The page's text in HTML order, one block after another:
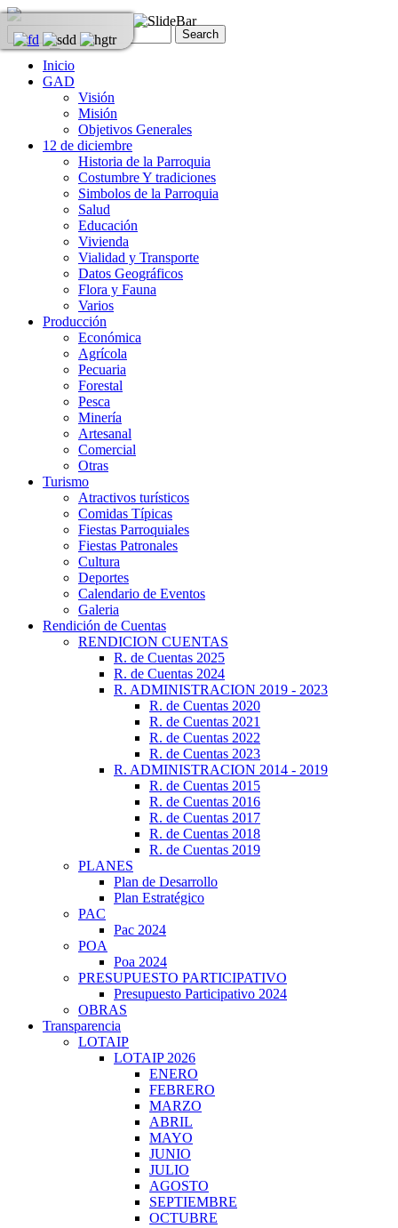
Inicio
GAD
Visión
Misión
Objetivos Generales
12 de diciembre
Historia de la Parroquia
Costumbre Y tradiciones
Simbolos de la Parroquia
Salud
Educación
Vivienda
Vialidad y Transporte
Datos Geográficos
Flora y Fauna
Varios
Producción
Económica
Agrícola
Pecuaria
Forestal
Pesca
Minería
Artesanal
Comercial
Otras
Turismo
Atractivos turísticos
Comidas Típicas
Fiestas Parroquiales
Fiestas Patronales
Cultura
Deportes
Calendario de Eventos
Galeria
Rendición de Cuentas
RENDICION CUENTAS
R. de Cuentas 2025
R. de Cuentas 2024
R. ADMINISTRACION 2019 - 2023
R. de Cuentas 2020
R. de Cuentas 2021
R. de Cuentas 2022
R. de Cuentas 2023
R. ADMINISTRACION 2014 - 2019
R. de Cuentas 2015
R. de Cuentas 2016
R. de Cuentas 2017
R. de Cuentas 2018
R. de Cuentas 2019
PLANES
Plan de Desarrollo
Plan Estratégico
PAC
Pac 2024
POA
Poa 2024
PRESUPUESTO PARTICIPATIVO
Presupuesto Participativo 2024
OBRAS
Transparencia
LOTAIP
LOTAIP 2026
ENERO
FEBRERO
MARZO
ABRIL
MAYO
JUNIO
JULIO
AGOSTO
SEPTIEMBRE
OCTUBRE